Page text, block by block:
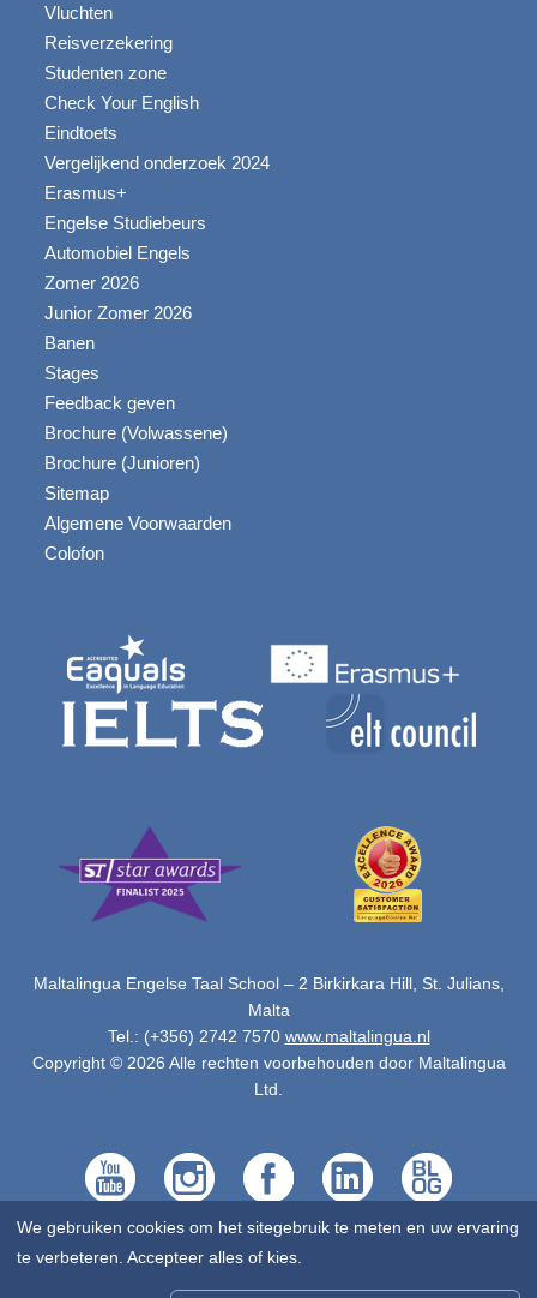
Vluchten
Reisverzekering
Studenten zone
Check Your English
Eindtoets
Vergelijkend onderzoek 2024
Erasmus+
Engelse Studiebeurs
Automobiel Engels
Zomer 2026
Junior Zomer 2026
Banen
Stages
Feedback geven
Brochure (Volwassene)
Brochure (Junioren)
Sitemap
Algemene Voorwaarden
Colofon
Maltalingua Engelse Taal School – 2 Birkirkara Hill, St. Julians,
Malta
Tel.: (+356) 2742 7570 www.maltalingua.nl
Copyright © 2026 Alle rechten voorbehouden door Maltalingua
Ltd.
We gebruiken cookies om het sitegebruik te meten en uw ervaring
te verbeteren. Accepteer alles of kies.